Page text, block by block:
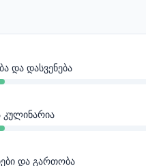
და დასვენება
კულინარია
და გართობა